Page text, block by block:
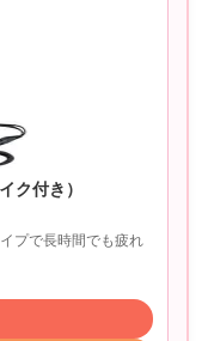
ク付き）
プで長時間でも疲れ